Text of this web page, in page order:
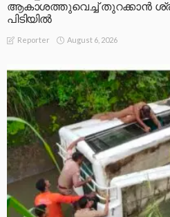
ആകാശത്തുവെച്ച് തുറക്കാൻ
പിടിയിൽ
Reporter August 6, 2026